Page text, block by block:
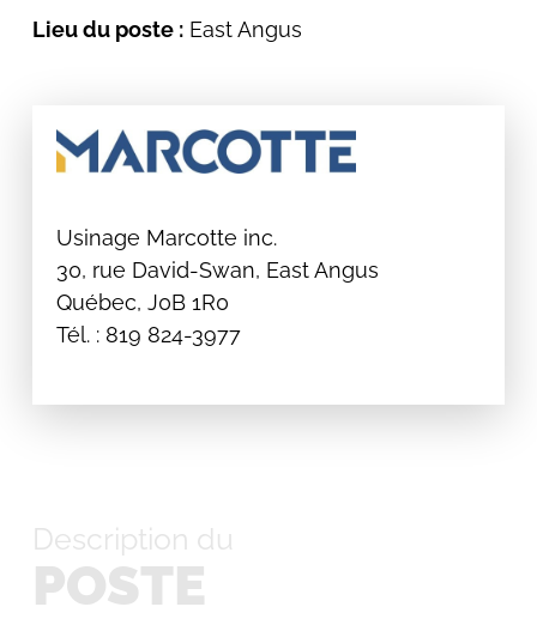
Lieu du poste : East Angus
Usinage Marcotte inc.
30, rue David-Swan, East Angus
Québec, J0B 1R0
Tél. : 819 824-3977
Description du
POSTE